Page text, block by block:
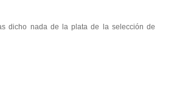
dicho nada de la plata de la selección de